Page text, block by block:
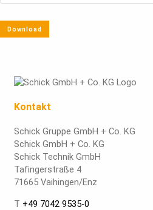
Download
Kontakt
Schick Gruppe GmbH + Co. KG
Schick GmbH + Co. KG
Schick Technik GmbH
Tafingerstraße 4
71665 Vaihingen/Enz
T +49 7042 9535-0